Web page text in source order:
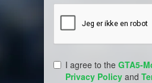
I agree to the GTA5-
Privacy Policy and